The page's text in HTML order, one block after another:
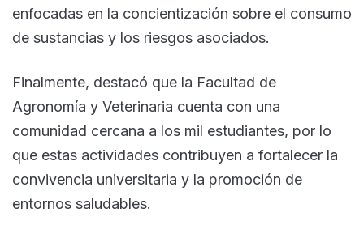
enfocadas en la concientización sobre el consumo
de sustancias y los riesgos asociados.
Finalmente, destacó que la Facultad de
Agronomía y Veterinaria cuenta con una
comunidad cercana a los mil estudiantes, por lo
que estas actividades contribuyen a fortalecer la
convivencia universitaria y la promoción de
entornos saludables.